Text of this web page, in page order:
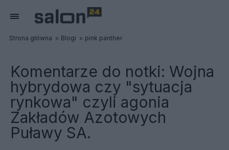
Strona główna Blogi pink panther
Komentarze do notki: Wojna
hybrydowa czy "sytuacja
rynkowa" czyli agonia
Zakładów Azotowych
Puławy SA.